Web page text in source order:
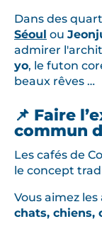
Dans des
Séoul ou
admirer
yo, le futon
beaux rêves …
📌 Faire
commun
Les cafés de
le concept
Vous aimez
chats, chiens,